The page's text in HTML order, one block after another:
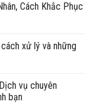
Cách Khắc Phục
xử lý và những
vụ chuyên
bạn